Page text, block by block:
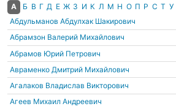
А Б В Г Д Е Ж З И К Л М Н О П Р С Т У
Абдульманов Абдулхак Шакирович
Абрамзон Валерий Михайлович
Абрамов Юрий Петрович
Авраменко Дмитрий Михайлович
Агалаков Владислав Викторович
Агеев Михаил Андреевич